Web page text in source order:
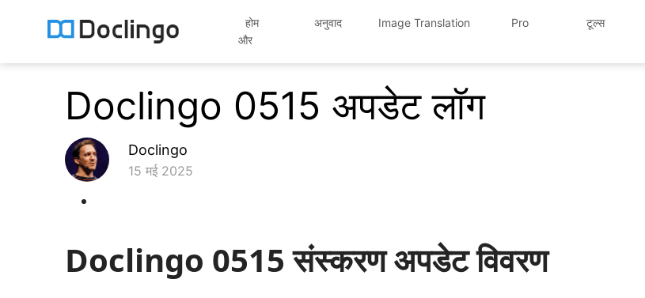
होम अनुवाद Image Translation Pro टूल्स
और
Doclingo 0515 अपडेट लॉग
Doclingo
15 मई 2025
Doclingo 0515 संस्करण अपडेट विवरण